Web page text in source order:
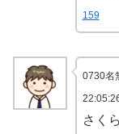
159
0730名
さく